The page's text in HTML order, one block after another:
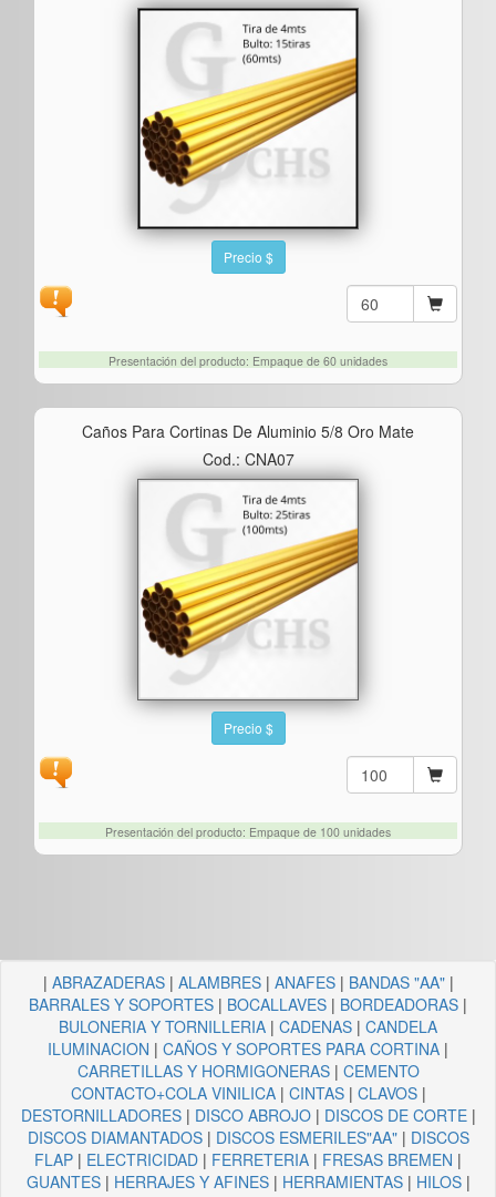
Precio $
Presentación del producto: Empaque de 60 unidades
Caños Para Cortinas De Aluminio 5/8 Oro Mate
Cod.: CNA07
Precio $
Presentación del producto: Empaque de 100 unidades
| ABRAZADERAS| ALAMBRES| ANAFES| BANDAS "AA"|
BARRALES Y SOPORTES | BOCALLAVES | BORDEADORAS |
BULONERIA Y TORNILLERIA | CADENAS | CANDELA
ILUMINACION | CAÑOS Y SOPORTES PARA CORTINA |
CARRETILLAS Y HORMIGONERAS| CEMENTO
CONTACTO+COLA VINILICA| CINTAS| CLAVOS|
DESTORNILLADORES| DISCO ABROJO| DISCOS DE CORTE|
DISCOS DIAMANTADOS| DISCOS ESMERILES"AA"| DISCOS
FLAP | ELECTRICIDAD | FERRETERIA | FRESAS BREMEN |
GUANTES| HERRAJES Y AFINES| HERRAMIENTAS| HILOS|